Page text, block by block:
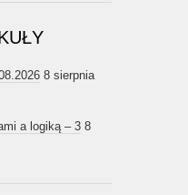
8 sierpnia
a logiką – 3 8